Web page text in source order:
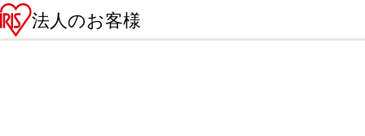
法人のお客様